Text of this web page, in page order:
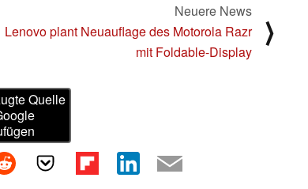
Neuere News
Lenovo plant Neuauflage des Motorola Razr
mit Foldable-Display
⟩
Quelle